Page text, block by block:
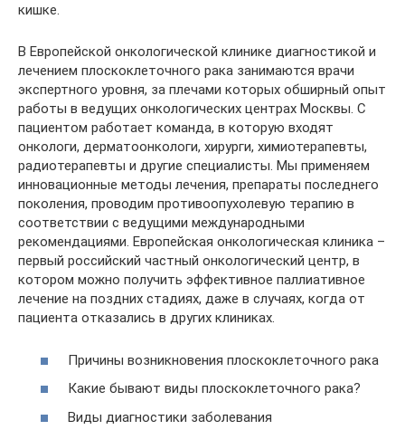
кишке.
В Европейской онкологической клинике диагностикой и
лечением плоскоклеточного рака занимаются врачи
экспертного уровня, за плечами которых обширный опыт
работы в ведущих онкологических центрах Москвы. С
пациентом работает команда, в которую входят
онкологи, дерматоонкологи, хирурги, химиотерапевты,
радиотерапевты и другие специалисты. Мы применяем
инновационные методы лечения, препараты последнего
поколения, проводим противоопухолевую терапию в
соответствии с ведущими международными
рекомендациями. Европейская онкологическая клиника –
первый российский частный онкологический центр, в
котором можно получить эффективное паллиативное
лечение на поздних стадиях, даже в случаях, когда от
пациента отказались в других клиниках.
Причины возникновения плоскоклеточного рака
Какие бывают виды плоскоклеточного рака?
Виды диагностики заболевания